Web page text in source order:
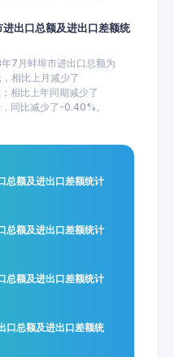
出口总额及进出口差额统
7月蚌埠市进出口总额为
相比上月减少了
相比上年同期减少了
同比减少了-0.40%。
总额及进出口差额统计
总额及进出口差额统计
总额及进出口差额统计
口总额及进出口差额统